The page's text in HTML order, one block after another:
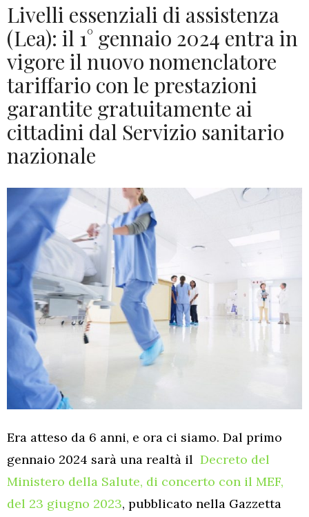
Livelli essenziali di assistenza
(Lea): il 1° gennaio 2024 entra in
vigore il nuovo nomenclatore
tariffario con le prestazioni
garantite gratuitamente ai
cittadini dal Servizio sanitario
nazionale
Era atteso da 6 anni, e ora ci siamo. Dal primo
gennaio 2024 sarà una realtà il Decreto del
Ministero della Salute, di concerto con il MEF,
del 23 giugno 2023, pubblicato nella Gazzetta